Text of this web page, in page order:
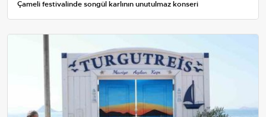
Çameli festivalinde songül karlının unutulmaz konseri